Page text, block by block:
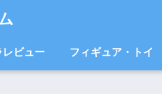
ビュー フィギュア・トイ